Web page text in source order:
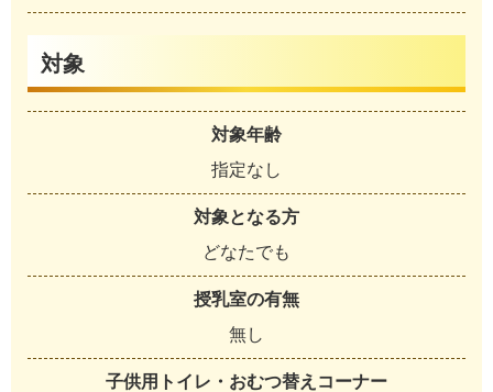
対象
対象年齢
指定なし
対象となる方
どなたでも
授乳室の有無
無し
子供用トイレ・おむつ替えコーナー